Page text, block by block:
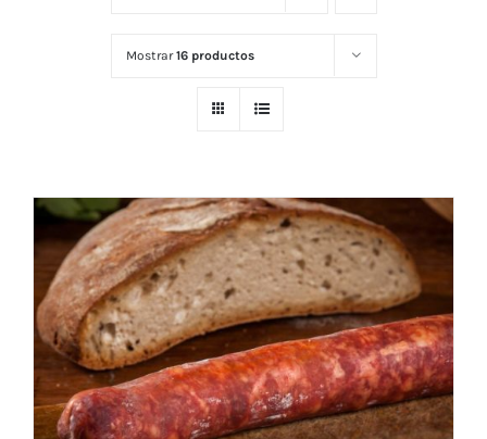
Mostrar16 productos